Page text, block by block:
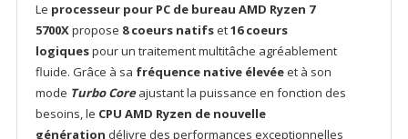
Le processeur pour PC de bureau AMD Ryzen 7
5700Xpropose 8 coeurs natifset16 coeurs
logiquespour un traitement multitâche agréablement
fluide. Grâce à sa fréquence native élevéeet à son
mode Turbo Coreajustant la puissance en fonction des
besoins, le CPU AMD Ryzen de nouvelle
génération délivre des performances exceptionnelles